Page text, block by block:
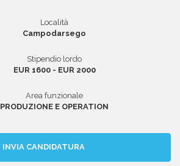
INVIA CV
Località
Campodarsego
Stipendio lordo
EUR 1600 - EUR 2000
Area funzionale
PRODUZIONE E OPERATION
INVIA CANDIDATURA